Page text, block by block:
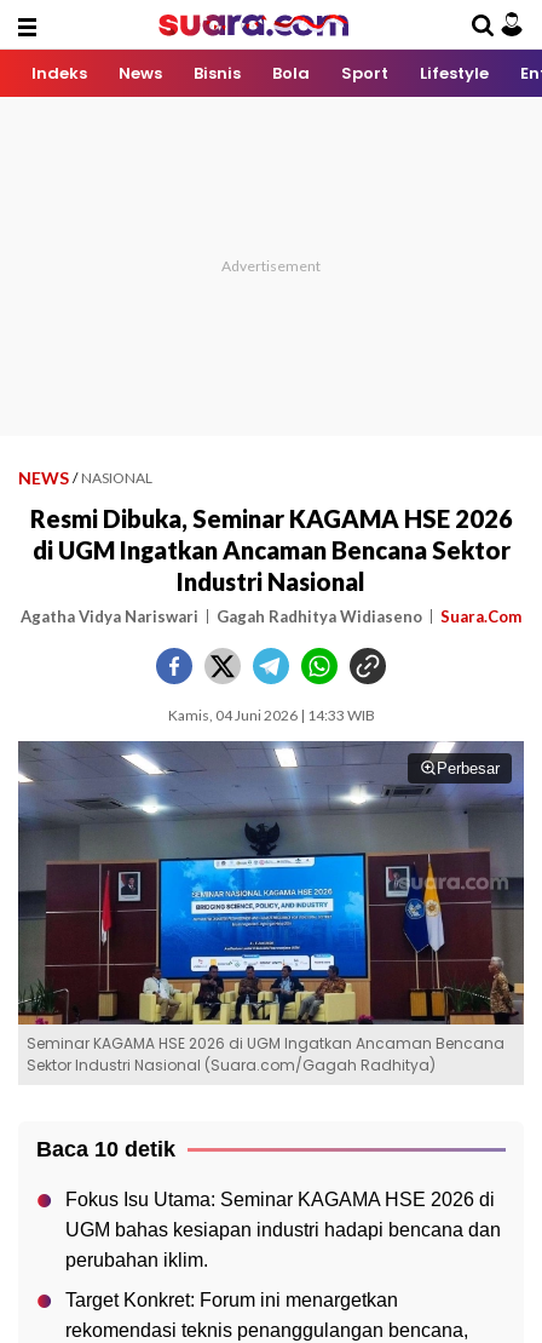
Indeks News Bisnis Bola Sport Lifestyle
NEWS / NASIONAL
Resmi Dibuka, Seminar KAGAMA HSE 2026
di UGM Ingatkan Ancaman Bencana Sektor
Industri Nasional
Agatha Vidya Nariswari Gagah Radhitya Widiaseno Suara.Com
Kamis, 04 Juni 2026 | 14:33 WIB
Perbesar
Seminar KAGAMA HSE 2026 di UGM Ingatkan Ancaman Bencana
Sektor Industri Nasional (Suara.com/Gagah Radhitya)
Baca 10 detik
Fokus Isu Utama: Seminar KAGAMA HSE 2026 di
UGM bahas kesiapan industri hadapi bencana dan
perubahan iklim.
Target Konkret: Forum ini menargetkan
rekomendasi teknis penanggulangan bencana,